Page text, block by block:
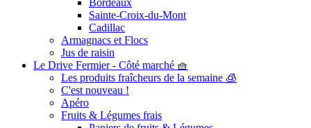
Bordeaux
Sainte-Croix-du-Mont
Cadillac
Armagnacs et Flocs
Jus de raisin
Le Drive Fermier - Côté marché 🧺
Les produits fraîcheurs de la semaine 🧊
C'est nouveau !
Apéro
Fruits & Légumes frais